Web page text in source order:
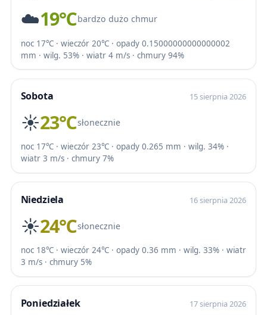
☁️19℃bardzo dużo chmur
noc 17℃ · wieczór 20℃ · opady 0.15000000000000002
mm · wilg. 53% · wiatr 4 m/s · chmury 94%
Sobota 15 sierpnia 2026
☀️23℃słonecznie
noc 17℃ · wieczór 23℃ · opady 0.265 mm · wilg. 34% ·
wiatr 3 m/s · chmury 7%
Niedziela 16 sierpnia 2026
☀️24℃słonecznie
noc 18℃ · wieczór 24℃ · opady 0.36 mm · wilg. 33% · wiatr
3 m/s · chmury 5%
Poniedziałek 17 sierpnia 2026